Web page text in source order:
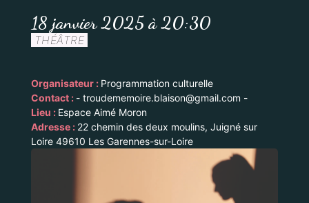
18 janvier 2025 à 20:30
THÉÂTRE
Organisateur : Programmation culturelle
Contact : - troudememoire.blaison@gmail.com -
Lieu : Espace Aimé Moron
Adresse : 22 chemin des deux moulins, Juigné sur
Loire 49610 Les Garennes-sur-Loire